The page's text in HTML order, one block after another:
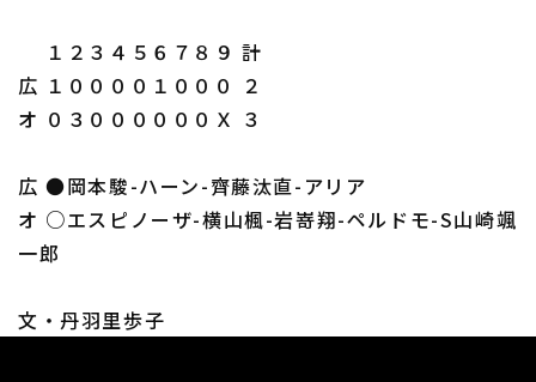
１２３４５６７８９ 計
広 １００００１０００ ２
オ ０３００００００Ｘ ３
広 ●岡本駿-ハーン-齊藤汰直-アリア
オ ○エスピノーザ-横山楓-岩嵜翔-ペルドモ-S山崎颯
一郎
文・丹羽里歩子